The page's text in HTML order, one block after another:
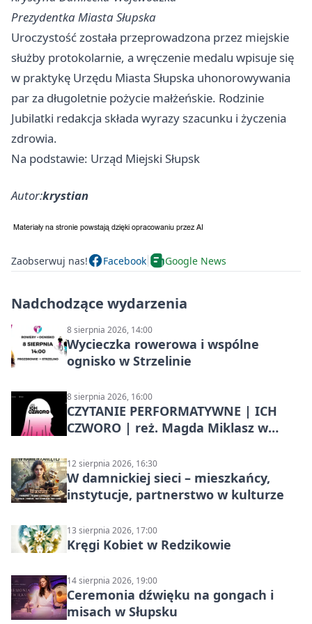
Prezydentka Miasta Słupska
Uroczystość została przeprowadzona przez miejskie
służby protokolarnie, a wręczenie medalu wpisuje się
w praktykę Urzędu Miasta Słupska uhonorowywania
par za długoletnie pożycie małżeńskie. Rodzinie
Jubilatki redakcja składa wyrazy szacunku i życzenia
zdrowia.
Na podstawie: Urząd Miejski Słupsk
Autor:krystian
Zaobserwuj nas! Facebook Google News
Nadchodzące wydarzenia
8 sierpnia 2026, 14:00
Wycieczka rowerowa i wspólne
ognisko w Strzelinie
8 sierpnia 2026, 16:00
CZYTANIE PERFORMATYWNE | ICH
CZWORO | reż. Magda Miklasz w
12 sierpnia 2026, 16:30
W damnickiej sieci – mieszkańcy,
instytucje, partnerstwo w kulturze
13 sierpnia 2026, 17:00
Kręgi Kobiet w Redzikowie
14 sierpnia 2026, 19:00
Ceremonia dźwięku na gongach i
misach w Słupsku